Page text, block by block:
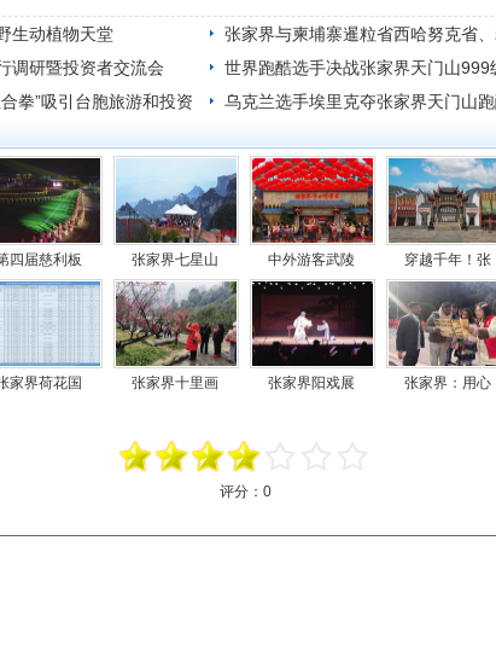
生动植物天堂
张家界与柬埔寨暹粒省西哈努克省
拉邦省建立友好合作关系
调研暨投资者交流会
世界跑酷选手决战张家界天门山999
拳”吸引台胞旅游和投资
乌克兰选手埃里克夺张家界天门山跑
四届慈利板 张家界七星山 中外游客武陵 穿越千年！张
家界荷花国 张家界十里画 张家界阳戏展 张家界：用心
评分： 0